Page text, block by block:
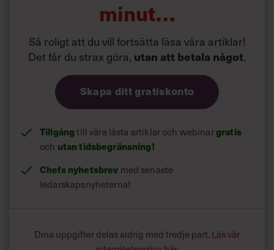
minut…
Så roligt att du vill fortsätta läsa våra artiklar!
Det får du strax göra, utan att betala något.
Skapa ditt gratiskonto
Tillgångtill våra låsta artiklar och webinargratis
och utan tidsbegränsning!
Chefs nyhetsbrev med senaste
ledarskapsnyheterna!
Dina uppgifter delas aldrig med tredje part. Läs vår